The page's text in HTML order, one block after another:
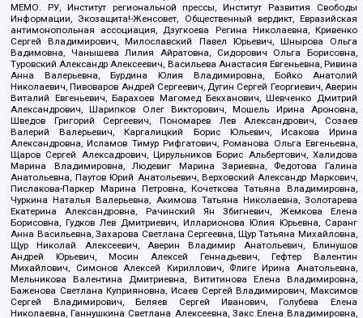
МЕМО. РУ, Институт региональной прессы, Институт Развития Свободы
Информации, Экозащита!-Женсовет, Общественный вердикт, Евразийская
антимонопольная ассоциация, Дзугкоева Регина Николаевна, Кривенко
Сергей Владимирович, Милославский Павел Юрьевич, Шнырова Ольга
Вадимовна, Чанышева Лилия Айратовна, Сидорович Ольга Борисовна,
Туровский Александр Алексеевич, Васильева Анастасия Евгеньевна, Ривина
Анна Валерьевна, Бурдина Юлия Владимировна, Бойко Анатолий
Николаевич, Пивоваров Андрей Сергеевич, Дугин Сергей Георгиевич, Аверин
Виталий Евгеньевич, Барахоев Магомед Бекханович, Шевченко Дмитрий
Александрович, Шарипков Олег Викторович, Мошель Ирина Ароновна,
Шведов Григорий Сергеевич, Пономарев Лев Александрович, Созаев
Валерий Валерьевич, Каргалицкий Борис Юльевич, Исакова Ирина
Александровна, Исламов Тимур Рифгатович, Романова Ольга Евгеньевна,
Щаров Сергей Алексадрович, Цирульников Борис Альбертович, Халидова
Марина Владимировна, Людевиг Марина Зариевна, Федотова Галина
Анатольевна, Паутов Юрий Анатольевич, Верховский Александр Маркович,
Пислакова-Паркер Марина Петровна, Кочеткова Татьяна Владимировна,
Чуркина Наталья Валерьевна, Акимова Татьяна Николаевна, Золотарева
Екатерина Александровна, Рачинский Ян Збигневич, Жемкова Елена
Борисовна, Гудков Лев Дмитриевич, Илларионова Юлия Юрьевна, Саранг
Анна Васильевна, Захарова Светлана Сергеевна, Щур Татьяна Михайловна,
Щур Николай Алексеевич, Аверин Владимир Анатольевич, Блинушов
Андрей Юрьевич, Мосин Алексей Геннадьевич, Гефтер Валентин
Михайлович, Симонов Алексей Кириллович, Флиге Ирина Анатольевна,
Мельникова Валентина Дмитриевна, Вититинова Елена Владимировна,
Баженова Светлана Куприяновна, Исаев Сергей Владимирович, Максимов
Сергей Владимирович, Беляев Сергей Иванович, Голубева Елена
Николаевна, Ганнушкина Светлана Алексеевна, Закс Елена Владимировна,